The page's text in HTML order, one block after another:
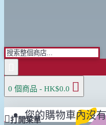
0 個商品 - HK$0.0
您的購物車內沒
打開菜單